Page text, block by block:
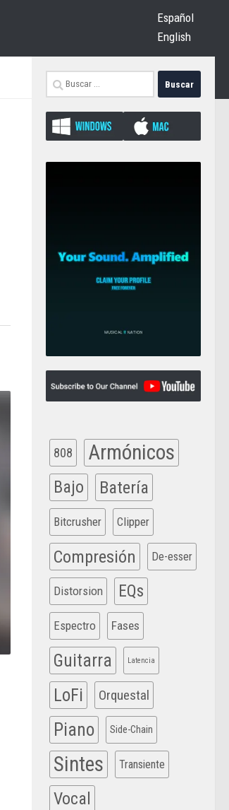
Español
English
Buscar:
808 Armónicos
Bajo Batería
Bitcrusher Clipper
Compresión De-esser
Distorsion EQs
Espectro Fases
Guitarra Latencia
LoFi Orquestal
Piano Side-Chain
Sintes Transiente
Vocal